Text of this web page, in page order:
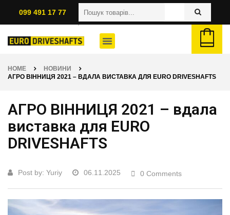
099 491 17 77
HOME
НОВИНИ
АГРО ВІННИЦЯ 2021 – ВДАЛА ВИСТАВКА ДЛЯ EURO DRIVESHAFTS
АГРО ВІННИЦЯ 2021 – вдала
виставка для EURO
DRIVESHAFTS
Post by: Yuriy 06.11.2025 0 Comments